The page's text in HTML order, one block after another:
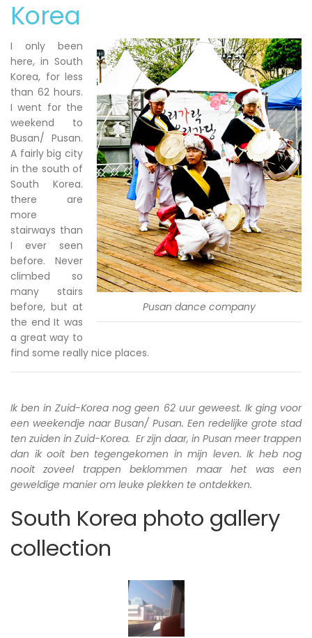
Korea
Pusan dance company
I only been
here, in South
Korea, for less
than 62 hours.
I went for the
weekend to
Busan/ Pusan.
A fairly big city
in the south of
South Korea.
there are
more
stairways than
I ever seen
before. Never
climbed so
many stairs
before, but at
the end It was
a great way to
find some really nice places.
Ik ben in Zuid-Korea nog geen 62 uur geweest. Ik ging voor
een weekendje naar Busan/ Pusan. Een redelijke grote stad
ten zuiden in Zuid-Korea. Er zijn daar, in Pusan meer trappen
dan ik ooit ben tegengekomen in mijn leven. Ik heb nog
nooit zoveel trappen beklommen maar het was een
geweldige manier om leuke plekken te ontdekken.
South Korea photo gallery
collection